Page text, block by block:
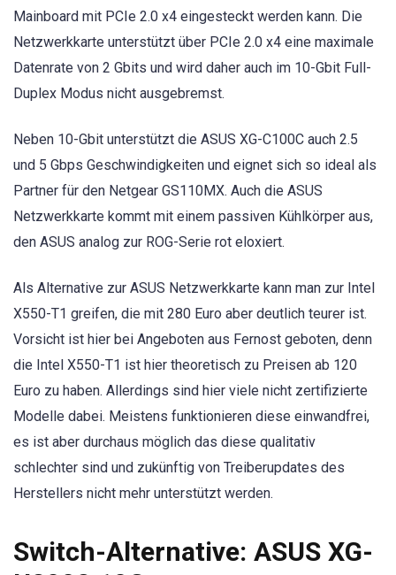
Mainboard mit PCIe 2.0 x4 eingesteckt werden kann. Die
Netzwerkkarte unterstützt über PCIe 2.0 x4 eine maximale
Datenrate von 2 Gbits und wird daher auch im 10-Gbit Full-
Duplex Modus nicht ausgebremst.
Neben 10-Gbit unterstützt die ASUS XG-C100C auch 2.5
und 5 Gbps Geschwindigkeiten und eignet sich so ideal als
Partner für den Netgear GS110MX. Auch die ASUS
Netzwerkkarte kommt mit einem passiven Kühlkörper aus,
den ASUS analog zur ROG-Serie rot eloxiert.
Als Alternative zur ASUS Netzwerkkarte kann man zur Intel
X550-T1 greifen, die mit 280 Euro aber deutlich teurer ist.
Vorsicht ist hier bei Angeboten aus Fernost geboten, denn
die Intel X550-T1 ist hier theoretisch zu Preisen ab 120
Euro zu haben. Allerdings sind hier viele nicht zertifizierte
Modelle dabei. Meistens funktionieren diese einwandfrei,
es ist aber durchaus möglich das diese qualitativ
schlechter sind und zukünftig von Treiberupdates des
Herstellers nicht mehr unterstützt werden.
Switch-Alternative: ASUS XG-